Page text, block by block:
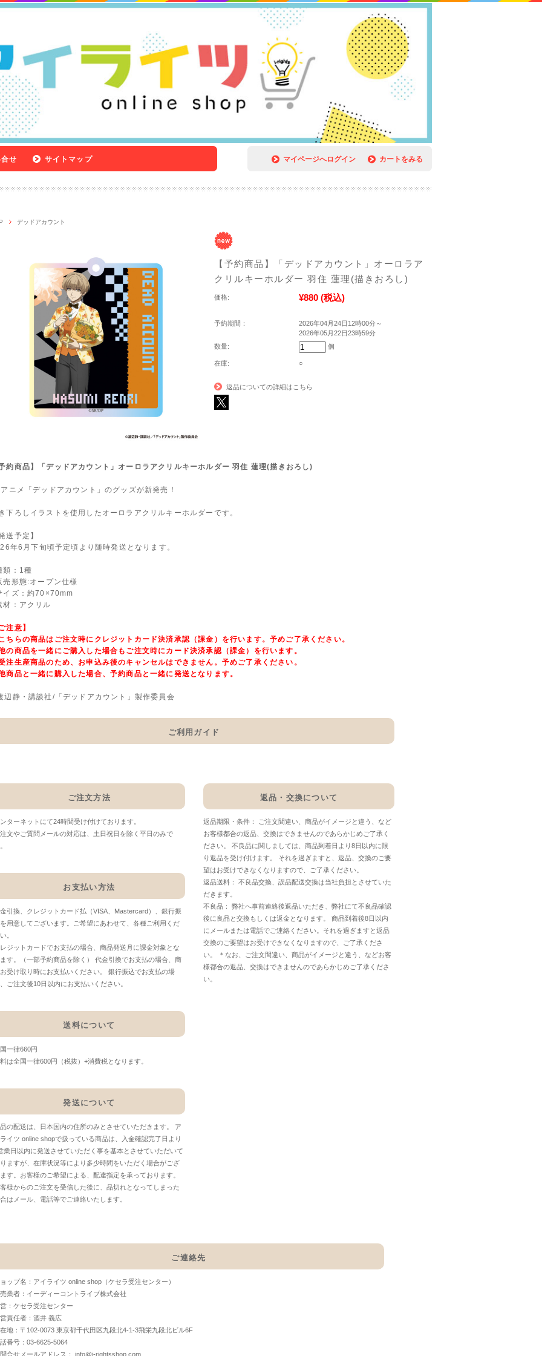
マイページへログイン カートをみる
せ サイトマップ
デッドアカウント
【予約商品】「デッドアカウント」オーロラア
クリルキーホルダー 羽住 蓮理(描きおろし)
価格: ¥880 (税込)
予約期間：
2026年04月24日12時00分～
2026年05月22日23時59分
数量:
個
在庫: ○
返品についての詳細はこちら
予約商品】「デッドアカウント」オーロラアクリルキーホルダー 羽住 蓮理(描きおろし)
ニメ「デッドアカウント」のグッズが新発売！
下ろしイラストを使用したオーロラアクリルキーホルダーです。
送予定】
年6月下旬頃予定頃より随時発送となります。
類：1種
売形態:オープン仕様
イズ：約70×70mm
材：アクリル
注意】
ちらの商品はご注文時にクレジットカード決済承認（課金）を行います。予めご了承ください。
の商品を一緒にご購入した場合もご注文時にカード決済承認（課金）を行います。
注生産商品のため、お申込み後のキャンセルはできません。予めご了承ください。
商品と一緒に購入した場合、予約商品と一緒に発送となります。
辺静・講談社/「デッドアカウント」製作委員会
ご利用ガイド
ご注文方法
ターネットにて24時間受け付けております。
注文やご質問メールの対応は、土日祝日を除く平日のみで
お支払い方法
引換、クレジットカード払（VISA、Mastercard）、銀行振
用意してございます。ご希望にあわせて、各種ご利用くだ
。
ジットカードでお支払の場合、商品発送月に課金対象とな
ます。（一部予約商品を除く） 代金引換でお支払の場合、商
受け取り時にお支払いください。 銀行振込でお支払の場
ご注文後10日以内にお支払いください。
送料について
一律660円
は全国一律600円（税抜）+消費税となります。
発送について
の配送は、日本国内の住所のみとさせていただきます。 ア
イツ online shopで扱っている商品は、入金確認完了日より
業日以内に発送させていただく事を基本とさせていただいて
ますが、在庫状況等により多少時間をいただく場合がござ
す。お客様のご希望による、配達指定を承っております。
様からのご注文を受信した後に、品切れとなってしまった
はメール、電話等でご連絡いたします。
返品・交換について
返品期限・条件： ご注文間違い、商品がイメージと違う、など
お客様都合の返品、交換はできませんのであらかじめご了承く
ださい。 不良品に関しましては、商品到着日より8日以内に限
り返品を受け付けます。 それを過ぎますと、返品、交換のご要
望はお受けできなくなりますので、ご了承ください。
返品送料： 不良品交換、誤品配送交換は当社負担とさせていた
だきます。
不良品： 弊社へ事前連絡後返品いただき、弊社にて不良品確認
後に良品と交換もしくは返金となります。 商品到着後8日以内
にメールまたは電話でご連絡ください。それを過ぎますと返品
交換のご要望はお受けできなくなりますので、ご了承くださ
い。 ＊なお、ご注文間違い、商品がイメージと違う、などお客
様都合の返品、交換はできませんのであらかじめご了承くださ
い。
ご連絡先
ップ名：アイライツ online shop（ケセラ受注センター）
業者：イーディーコントライブ株式会社
：ケセラ受注センター
責任者：酒井 義広
地：〒102-0073 東京都千代田区九段北4-1-3飛栄九段北ビル6F
番号：03-6625-5064
合せメールアドレス： info@i-rightsshop.com